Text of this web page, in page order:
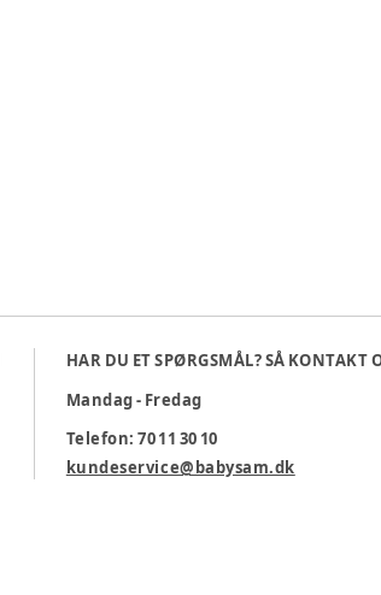
HAR DU ET SPØRGSMÅL? SÅ KONTAKT
Mandag - Fredag
Telefon: 70 11 30 10
kundeservice@babysam.dk